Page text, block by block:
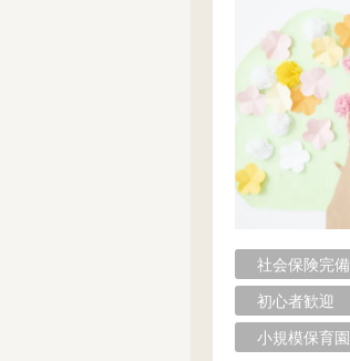
社会保険完備
初心者歓迎
小規模保育園